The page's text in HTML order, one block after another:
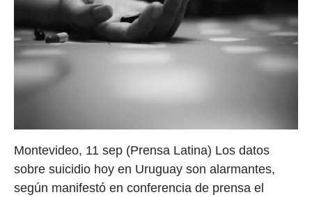
Montevideo, 11 sep (Prensa Latina) Los datos
sobre suicidio hoy en Uruguay son alarmantes,
según manifestó en conferencia de prensa el